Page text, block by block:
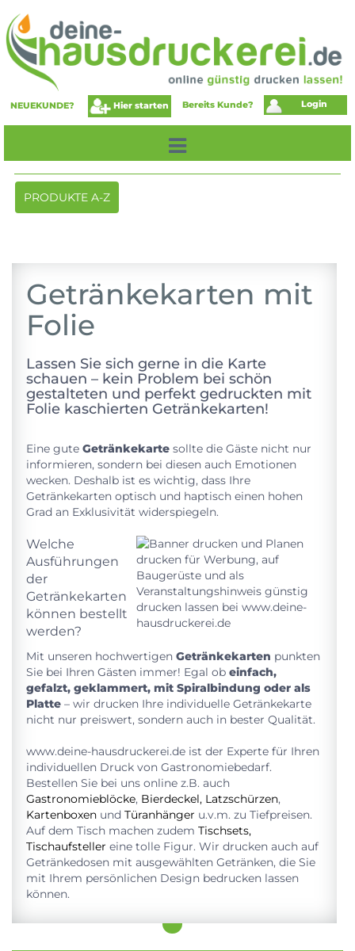
NEUEKUNDE? Hier starten Bereits Kunde? Login
Toggle
navigation
PRODUKTE A-Z
Getränkekarten mit
Folie
Lassen Sie sich gerne in die Karte
schauen – kein Problem bei schön
gestalteten und perfekt gedruckten mit
Folie kaschierten Getränkekarten!
Eine gute Getränkekarte sollte die Gäste nicht nur
informieren, sondern bei diesen auch Emotionen
wecken. Deshalb ist es wichtig, dass Ihre
Getränkekarten optisch und haptisch einen hohen
Grad an Exklusivität widerspiegeln.
Welche
Ausführungen
der
Getränkekarten
können bestellt
werden?
Mit unseren hochwertigen Getränkekarten punkten
Sie bei Ihren Gästen immer! Egal ob einfach,
gefalzt, geklammert, mit Spiralbindung oder als
Platte – wir drucken Ihre individuelle Getränkekarte
nicht nur preiswert, sondern auch in bester Qualität.
www.deine-hausdruckerei.de ist der Experte für Ihren
individuellen Druck von Gastronomiebedarf.
Bestellen Sie bei uns online z.B. auch
Gastronomieblöcke, Bierdeckel, Latzschürzen,
Kartenboxen und Türanhänger u.v.m. zu Tiefpreisen.
Auf dem Tisch machen zudem Tischsets,
Tischaufsteller eine tolle Figur. Wir drucken auch auf
Getränkedosen mit ausgewählten Getränken, die Sie
mit Ihrem persönlichen Design bedrucken lassen
können.